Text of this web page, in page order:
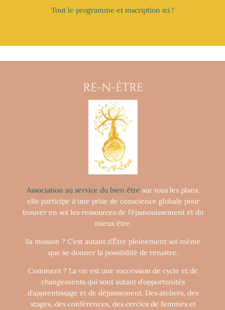
Tout le programme et inscription ici !
RE-N-ÊTRE
Association au service du bien être sur tous les plans,
elle participe à une prise de conscience globale pour
trouver en soi les ressources de l’épanouissement et du
mieux être.
Sa mission ? C’est autant d’Être pleinement soi même
que se donner la possibilité de renaitre.
Comment ? La vie est une succession de cycle et de
changements qui sont autant d’opportunités
d’apprentissage et de dépassement. Des ateliers, des
stages, des conférences, des cercles de femmes et